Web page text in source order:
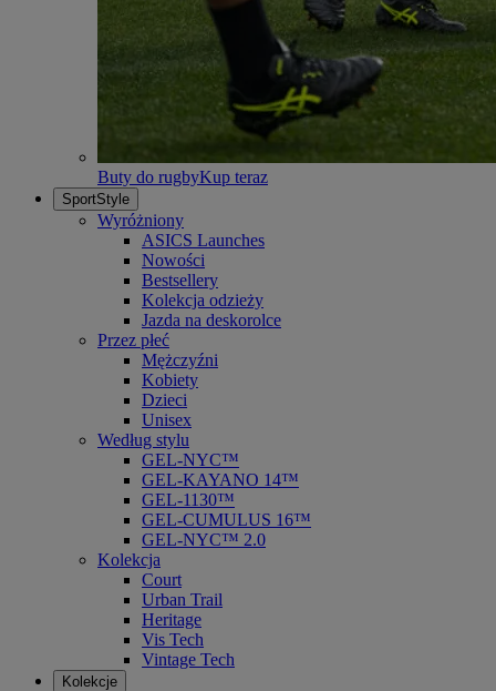
Buty do rugbyKup teraz
SportStyle
Wyróżniony
ASICS Launches
Nowości
Bestsellery
Kolekcja odzieży
Jazda na deskorolce
Przez płeć
Mężczyźni
Kobiety
Dzieci
Unisex
Według stylu
GEL-NYC™
GEL-KAYANO 14™
GEL-1130™
GEL-CUMULUS 16™
GEL-NYC™ 2.0
Kolekcja
Court
Urban Trail
Heritage
Vis Tech
Vintage Tech
Kolekcje